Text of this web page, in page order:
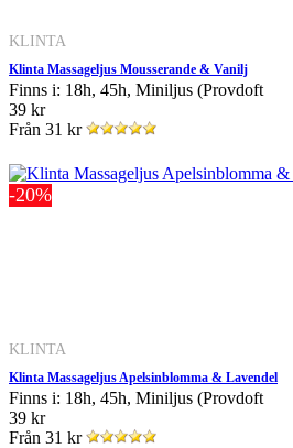
KLINTA
Klinta Massageljus Mousserande & Vanilj
Finns i: 18h, 45h, Miniljus (Provdoft
39 kr
Från 31 kr
-20%
KLINTA
Klinta Massageljus Apelsinblomma & Lavendel
Finns i: 18h, 45h, Miniljus (Provdoft
39 kr
Från 31 kr